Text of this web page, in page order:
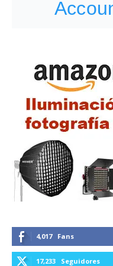
4,017 Fans
17,233 Seguidores